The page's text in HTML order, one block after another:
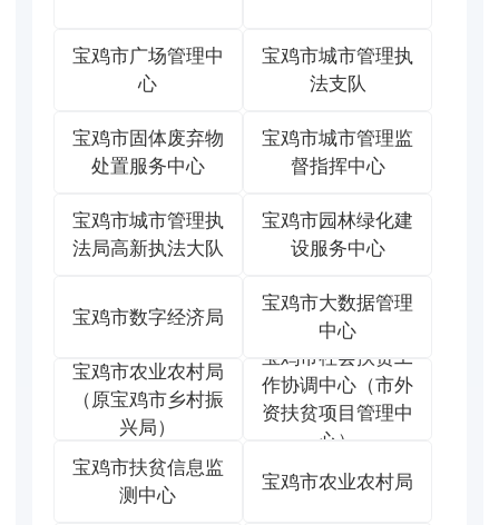
宝鸡市广场管理中
心
宝鸡市城市管理执
法支队
宝鸡市固体废弃物
处置服务中心
宝鸡市城市管理监
督指挥中心
宝鸡市城市管理执
法局高新执法大队
宝鸡市园林绿化建
设服务中心
宝鸡市数字经济局
宝鸡市大数据管理
中心
宝鸡市农业农村局
（原宝鸡市乡村振
兴局）
宝鸡市社会扶贫工
作协调中心（市外
资扶贫项目管理中
心）
宝鸡市扶贫信息监
测中心
宝鸡市农业农村局